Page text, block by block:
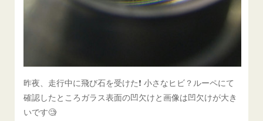
昨夜、走行中に飛び石を受けた❗️ 小さなヒビ？ルーペにて
確認したところガラス表面の凹欠けと画像は凹欠けが大き
いです🧐